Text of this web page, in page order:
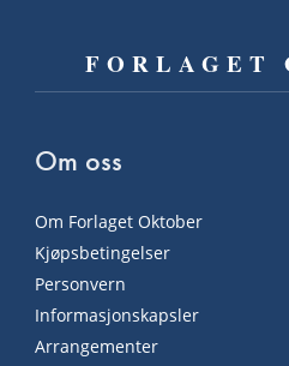
FORLAGET
Om oss
Om Forlaget Oktober
Kjøpsbetingelser
Personvern
Informasjonskapsler
Arrangementer